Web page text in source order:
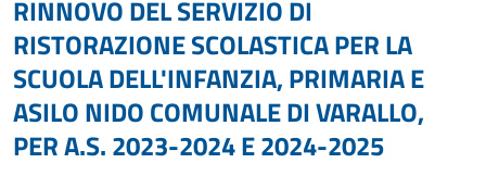
RINNOVO DEL SERVIZIO DI
RISTORAZIONE SCOLASTICA PER LA
SCUOLA DELL'INFANZIA, PRIMARIA E
ASILO NIDO COMUNALE DI VARALLO,
PER A.S. 2023-2024 E 2024-2025